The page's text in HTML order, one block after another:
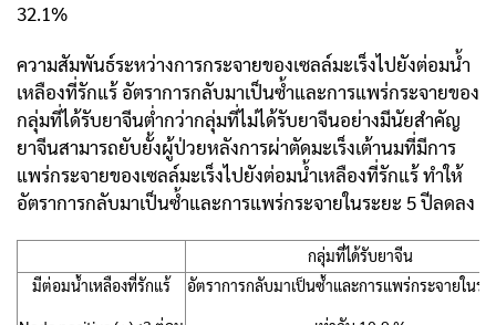
32.1%
ความสัมพันธ์ระหว่างการกระจายของเซลล์มะเร็งไปยังต่อมน้ำ
เหลืองที่รักแร้ อัตราการกลับมาเป็นซ้ำและการแพร่กระจายของ
กลุ่มที่ได้รับยาจีนต่ำกว่ากลุ่มที่ไม่ได้รับยาจีนอย่างมีนัยสำคัญ
ยาจีนสามารถยับยั้งผู้ป่วยหลังการผ่าตัดมะเร็งเต้านมที่มีการ
แพร่กระจายของเซลล์มะเร็งไปยังต่อมน้ำเหลืองที่รักแร้ ทำให้
อัตราการกลับมาเป็นซ้ำและการแพร่กระจายในระยะ 5 ปีลดลง
กลุ่มที่ได้รับยาจีน
มีต่อมน้ำเหลืองที่รักแร้
อัตราการกลับมาเป็นซ้ำและการแพร่กระจายในระ